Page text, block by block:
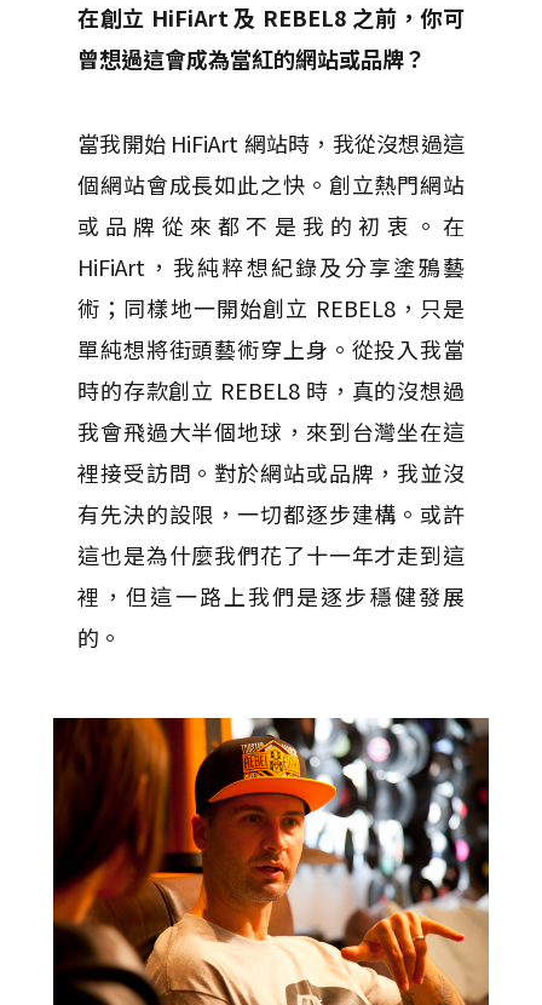
在創立 HiFiArt 及 REBEL8 之前，你可
曾想過這會成為當紅的網站或品牌？
當我開始 HiFiArt 網站時，我從沒想過這
個網站會成長如此之快。創立熱門網站
或品牌從來都不是我的初衷。在
HiFiArt，我純粹想紀錄及分享塗鴉藝
術；同樣地一開始創立 REBEL8，只是
單純想將街頭藝術穿上身。從投入我當
時的存款創立 REBEL8 時，真的沒想過
我會飛過大半個地球，來到台灣坐在這
裡接受訪問。對於網站或品牌，我並沒
有先決的設限，一切都逐步建構。或許
這也是為什麼我們花了十一年才走到這
裡，但這一路上我們是逐步穩健發展
的。